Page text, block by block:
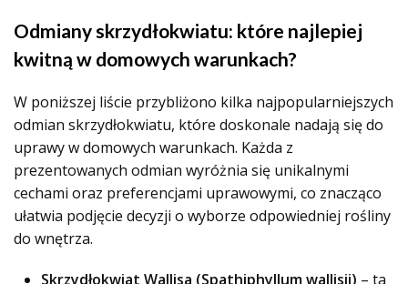
Odmiany skrzydłokwiatu: które najlepiej
kwitną w domowych warunkach?
W poniższej liście przybliżono kilka najpopularniejszych
odmian skrzydłokwiatu, które doskonale nadają się do
uprawy w domowych warunkach. Każda z
prezentowanych odmian wyróżnia się unikalnymi
cechami oraz preferencjami uprawowymi, co znacząco
ułatwia podjęcie decyzji o wyborze odpowiedniej rośliny
do wnętrza.
Skrzydłokwiat Wallisa (Spathiphyllum wallisii) – ta